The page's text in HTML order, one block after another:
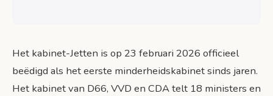
Het kabinet-Jetten is op 23 februari 2026 officieel
beëdigd als het eerste minderheidskabinet sinds jaren.
Het kabinet van D66, VVD en CDA telt 18 ministers en